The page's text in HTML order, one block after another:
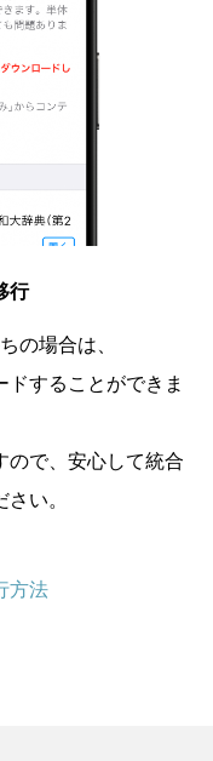
行
の場合は、
することができま
ので、安心して統合
い。
方法